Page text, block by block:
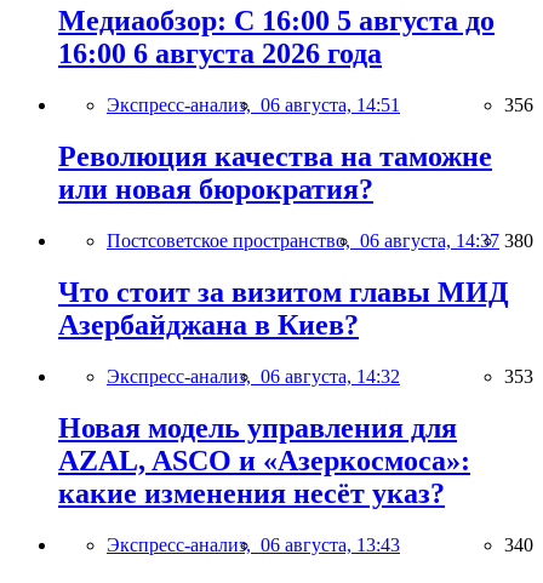
Медиаобзор: С 16:00 5 августа до
16:00 6 августа 2026 года
Экспресс-анализ, 06 августа, 14:51 356
Революция качества на таможне
или новая бюрократия?
Постсоветское пространство, 06 августа, 14:37 380
Что стоит за визитом главы МИД
Азербайджана в Киев?
Экспресс-анализ, 06 августа, 14:32 353
Новая модель управления для
AZAL, ASCO и «Азеркосмоса»:
какие изменения несёт указ?
Экспресс-анализ, 06 августа, 13:43 340